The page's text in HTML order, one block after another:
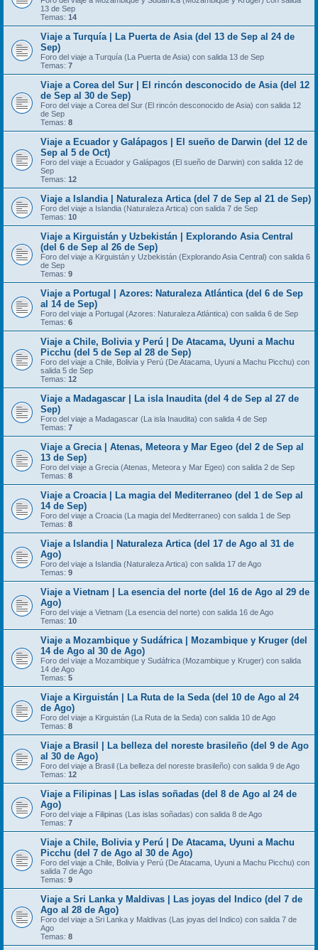
13 de Sep
Temas: 14
Viaje a Turquía | La Puerta de Asia (del 13 de Sep al 24 de
Sep)
Foro del viaje a Turquía (La Puerta de Asia) con salida 13 de Sep
Temas: 7
Viaje a Corea del Sur | El rincón desconocido de Asia (del 12
de Sep al 30 de Sep)
Foro del viaje a Corea del Sur (El rincón desconocido de Asia) con salida 12
de Sep
Temas: 8
Viaje a Ecuador y Galápagos | El sueño de Darwin (del 12 de
Sep al 5 de Oct)
Foro del viaje a Ecuador y Galápagos (El sueño de Darwin) con salida 12 de
Sep
Temas: 12
Viaje a Islandia | Naturaleza Artica (del 7 de Sep al 21 de Sep)
Foro del viaje a Islandia (Naturaleza Artica) con salida 7 de Sep
Temas: 10
Viaje a Kirguistán y Uzbekistán | Explorando Asia Central
(del 6 de Sep al 26 de Sep)
Foro del viaje a Kirguistán y Uzbekistán (Explorando Asia Central) con salida 6
de Sep
Temas: 9
Viaje a Portugal | Azores: Naturaleza Atlántica (del 6 de Sep
al 14 de Sep)
Foro del viaje a Portugal (Azores: Naturaleza Atlántica) con salida 6 de Sep
Temas: 6
Viaje a Chile, Bolivia y Perú | De Atacama, Uyuni a Machu
Picchu (del 5 de Sep al 28 de Sep)
Foro del viaje a Chile, Bolivia y Perú (De Atacama, Uyuni a Machu Picchu) con
salida 5 de Sep
Temas: 12
Viaje a Madagascar | La isla Inaudita (del 4 de Sep al 27 de
Sep)
Foro del viaje a Madagascar (La isla Inaudita) con salida 4 de Sep
Temas: 7
Viaje a Grecia | Atenas, Meteora y Mar Egeo (del 2 de Sep al
13 de Sep)
Foro del viaje a Grecia (Atenas, Meteora y Mar Egeo) con salida 2 de Sep
Temas: 8
Viaje a Croacia | La magia del Mediterraneo (del 1 de Sep al
14 de Sep)
Foro del viaje a Croacia (La magia del Mediterraneo) con salida 1 de Sep
Temas: 8
Viaje a Islandia | Naturaleza Artica (del 17 de Ago al 31 de
Ago)
Foro del viaje a Islandia (Naturaleza Artica) con salida 17 de Ago
Temas: 9
Viaje a Vietnam | La esencia del norte (del 16 de Ago al 29 de
Ago)
Foro del viaje a Vietnam (La esencia del norte) con salida 16 de Ago
Temas: 10
Viaje a Mozambique y Sudáfrica | Mozambique y Kruger (del
14 de Ago al 30 de Ago)
Foro del viaje a Mozambique y Sudáfrica (Mozambique y Kruger) con salida
14 de Ago
Temas: 5
Viaje a Kirguistán | La Ruta de la Seda (del 10 de Ago al 24
de Ago)
Foro del viaje a Kirguistán (La Ruta de la Seda) con salida 10 de Ago
Temas: 8
Viaje a Brasil | La belleza del noreste brasileño (del 9 de Ago
al 30 de Ago)
Foro del viaje a Brasil (La belleza del noreste brasileño) con salida 9 de Ago
Temas: 12
Viaje a Filipinas | Las islas soñadas (del 8 de Ago al 24 de
Ago)
Foro del viaje a Filipinas (Las islas soñadas) con salida 8 de Ago
Temas: 7
Viaje a Chile, Bolivia y Perú | De Atacama, Uyuni a Machu
Picchu (del 7 de Ago al 30 de Ago)
Foro del viaje a Chile, Bolivia y Perú (De Atacama, Uyuni a Machu Picchu) con
salida 7 de Ago
Temas: 9
Viaje a Sri Lanka y Maldivas | Las joyas del Indico (del 7 de
Ago al 28 de Ago)
Foro del viaje a Sri Lanka y Maldivas (Las joyas del Indico) con salida 7 de
Ago
Temas: 8